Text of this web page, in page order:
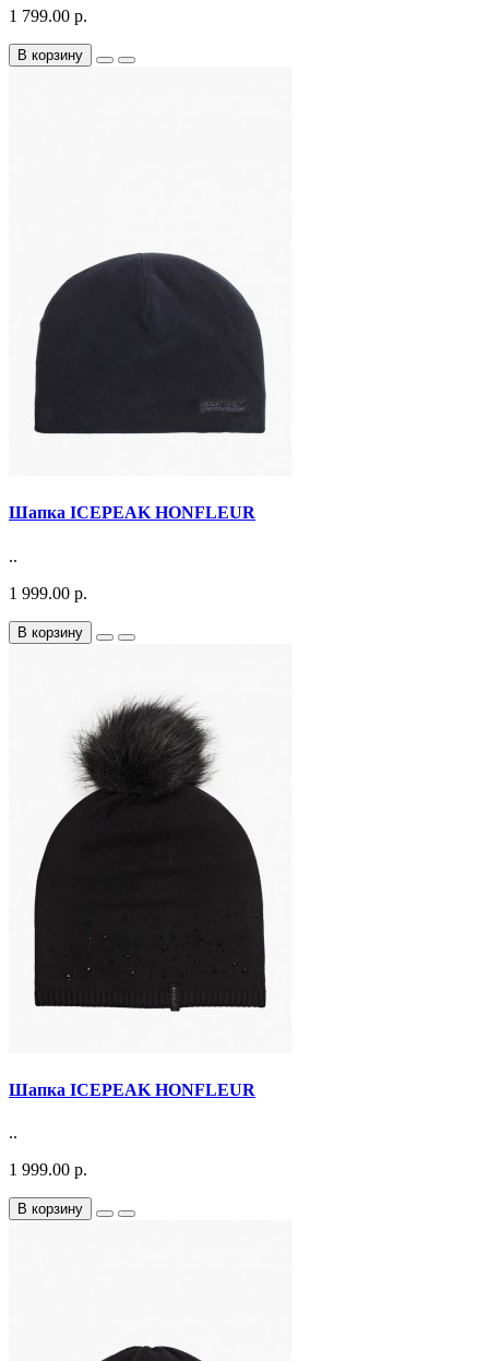
1 799.00 р.
В корзину
Шапка ICEPEAK HONFLEUR
..
1 999.00 р.
В корзину
Шапка ICEPEAK HONFLEUR
..
1 999.00 р.
В корзину